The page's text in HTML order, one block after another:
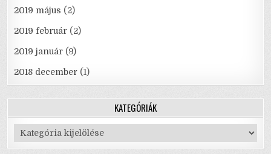
2019 május (2)
2019 február (2)
2019 január (9)
2018 december (1)
KATEGÓRIÁK
Kategóriák